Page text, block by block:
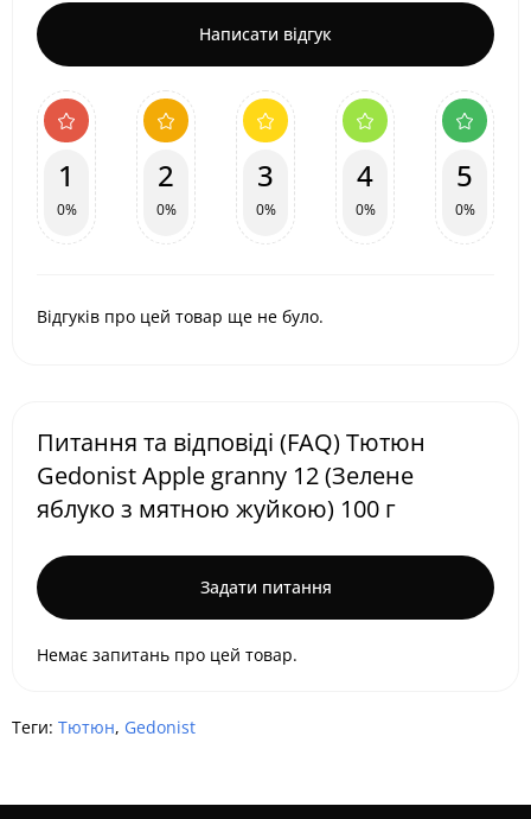
Написати відгук
1
0%
2
0%
3
0%
4
0%
5
0%
Відгуків про цей товар ще не було.
Питання та відповіді (FAQ) Тютюн
Gedonist Apple granny 12 (Зелене
яблуко з мятною жуйкою) 100 г
Задати питання
Немає запитань про цей товар.
Теги: Тютюн, Gedonist